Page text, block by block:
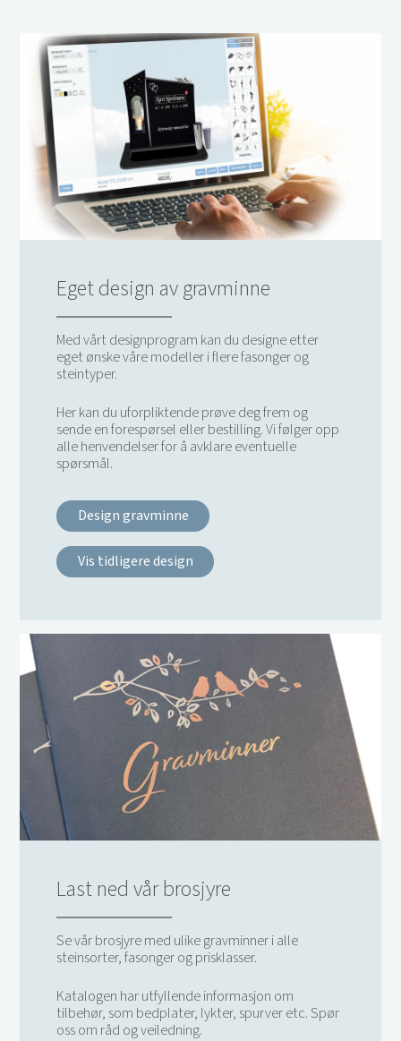
Eget design av gravminne
Med vårt designprogram kan du designe etter
eget ønske våre modeller i flere fasonger og
steintyper.
Her kan du uforpliktende prøve deg frem og
sende en forespørsel eller bestilling. Vi følger opp
alle henvendelser for å avklare eventuelle
spørsmål.
Design gravminne
Vis tidligere design
Last ned vår brosjyre
Se vår brosjyre med ulike gravminner i alle
steinsorter, fasonger og prisklasser.
Katalogen har utfyllende informasjon om
tilbehør, som bedplater, lykter, spurver etc. Spør
oss om råd og veiledning.